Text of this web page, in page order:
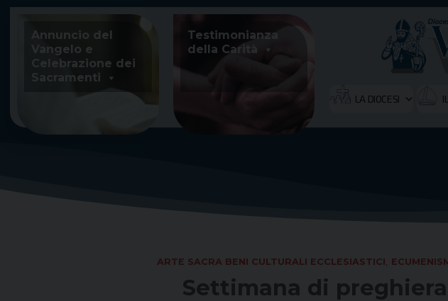
Skip
content
Annuncio del
Vangelo e
Celebrazione dei
Sacramenti
Testimonianza
della Carità
LA DIOCESI
ARTE SACRA BENI CULTURALI ECCLESIASTICI
Settimana di